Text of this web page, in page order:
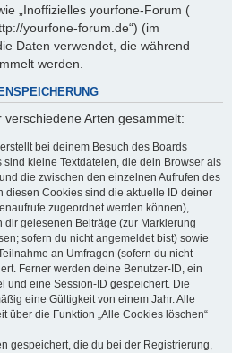
„Inoffizielles yourfone-Forum (
yourfone-forum.de“) (im
Daten verwendet, die während
werden.
Arten gesammelt:
bei deinem Besuch des Boards
kleine Textdateien, die dein Browser als
die zwischen den einzelnen Aufrufen des
diesen Cookies sind die aktuelle ID deiner
zugeordnet werden können),
dir gelesenen Beiträge (zur Markierung
sofern du nicht angemeldet bist) sowie
an Umfragen (sofern du nicht
Ferner werden deine Benutzer-ID, ein
und eine Session-ID gespeichert. Die
eine Gültigkeit von einem Jahr. Alle
über die Funktion „Alle Cookies löschen“
gespeichert, die du bei der Registrierung,